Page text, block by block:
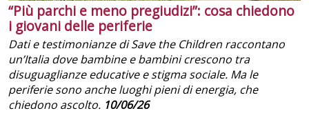
“Più parchi e meno pregiudizi”: cosa chiedono
i giovani delle periferie
Dati e testimonianze di Save the Children raccontano
un’Italia dove bambine e bambini crescono tra
disuguaglianze educative e stigma sociale. Ma le
periferie sono anche luoghi pieni di energia, che
chiedono ascolto. 10/06/26